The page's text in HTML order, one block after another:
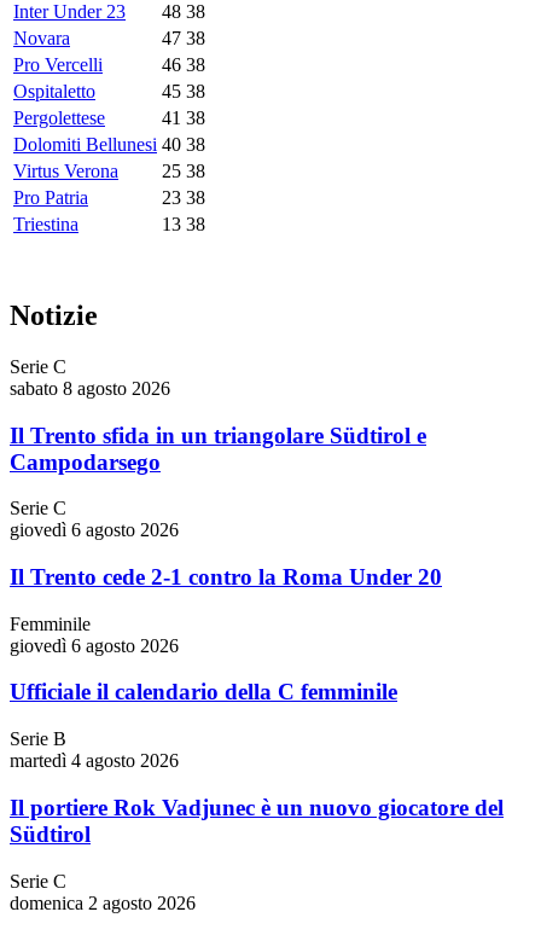
Inter Under 23
48 38
Novara
47 38
Pro Vercelli
46 38
Ospitaletto
45 38
Pergolettese
41 38
Dolomiti Bellunesi 40 38
Virtus Verona
25 38
Pro Patria
23 38
Triestina
13 38
Notizie
Serie C
sabato 8 agosto 2026
Il Trento sfida in un triangolare Südtirol e
Campodarsego
Serie C
giovedì 6 agosto 2026
Il Trento cede 2-1 contro la Roma Under 20
Femminile
giovedì 6 agosto 2026
Ufficiale il calendario della C femminile
Serie B
martedì 4 agosto 2026
Il portiere Rok Vadjunec è un nuovo giocatore del
Südtirol
Serie C
domenica 2 agosto 2026